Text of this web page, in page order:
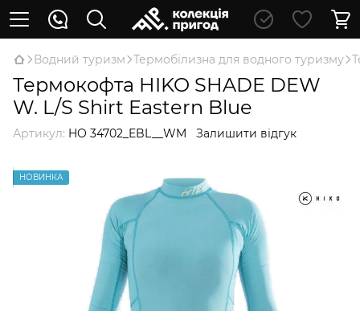
Водний туризм Термобілизна для водного туризму
Термокофта HIKO SHADE DEW
W. L/S Shirt Eastern Blue
Артикул: HO 34702_EBL__WM Залишити відгук
НОВИНКА